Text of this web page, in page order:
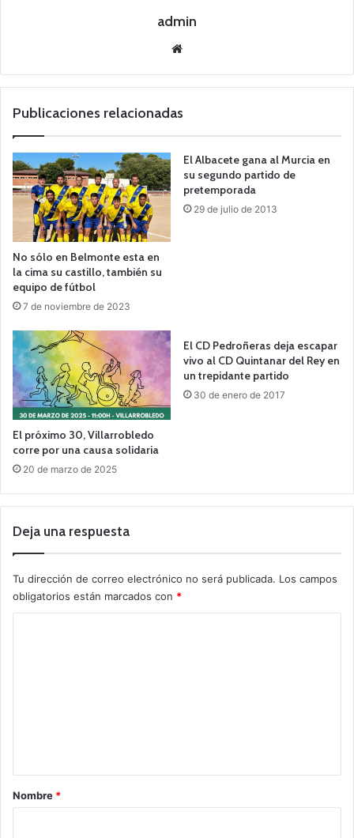
admin
we
Publicaciones relacionadas
No sólo en Belmonte esta en
la cima su castillo, también su
equipo de fútbol
7 de noviembre de 2023
El Albacete gana al Murcia en
su segundo partido de
pretemporada
29 de julio de 2013
El próximo 30, Villarrobledo
corre por una causa solidaria
20 de marzo de 2025
El CD Pedroñeras deja escapar
vivo al CD Quintanar del Rey en
un trepidante partido
30 de enero de 2017
Deja una respuesta
Tu dirección de correo electrónico no será publicada. Los campos
obligatorios están marcados con *
rNombre *